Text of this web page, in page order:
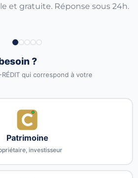
et gratuite. Réponse sous 24h.
?
qui correspond à votre
Patrimoine
investisseur